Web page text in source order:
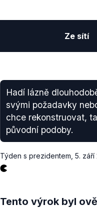
Ze sítí
Hadí lázně
svými požadavky
chce rekonstruovat,
původní podoby.
Týden s prezidentem 5. září
Tento výrok byl